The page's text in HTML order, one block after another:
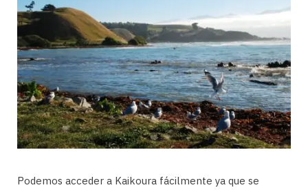
Podemos acceder a Kaikoura fácilmente ya que se